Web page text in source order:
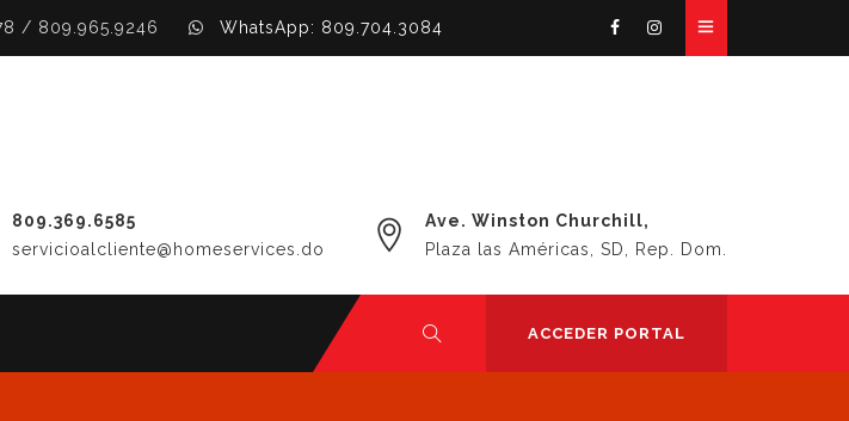
/ 809.965.9246 WhatsApp: 809.704.3084
809.369.6585
servicioalcliente@homeservices.do
Ave. Winston Churchill,
Plaza las Américas, SD, Rep. Dom.
ACCEDER PORTAL